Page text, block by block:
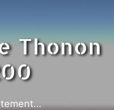
Thonon